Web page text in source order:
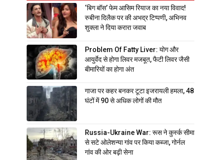
‘बिग बॉस’ फेम आसिम रियाज का नया विवाद!
रुबीना दिलैक पर की अभद्र टिप्पणी, अभिनव
शुक्ला ने दिया करारा जवाब
Problem Of Fatty Liver: योग और
आयुर्वेद से होगा लिवर मजबूत, फैटी लिवर जैसी
बीमारियों का होगा अंत
गाजा पर कहर बनकर टूटा इजरायली हमला, 48
घंटों में 90 से अधिक लोगों की मौत
Russia-Ukraine War: रूस ने कुर्स्क सीमा
से सटे ओलेशन्या गांव पर किया कब्जा, गोर्नल
गांव की ओर बढ़ी सेना